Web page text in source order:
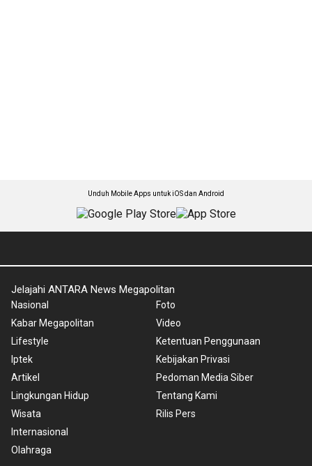
Unduh Mobile Apps untuk iOS dan Android
Jelajahi ANTARA News Megapolitan
Nasional
Kabar Megapolitan
Lifestyle
Iptek
Artikel
Lingkungan Hidup
Wisata
Internasional
Olahraga
Foto
Video
Ketentuan Penggunaan
Kebijakan Privasi
Pedoman Media Siber
Tentang Kami
Rilis Pers